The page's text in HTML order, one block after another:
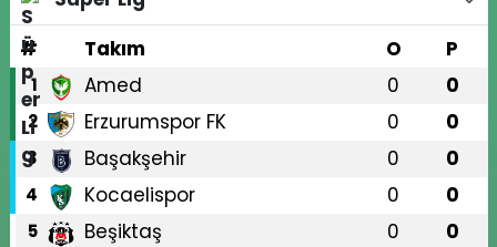
#
Takım O P
1 Amed 0 0
2 Erzurumspor FK 0 0
3 Başakşehir 0 0
4 Kocaelispor 0 0
5 Beşiktaş 0 0